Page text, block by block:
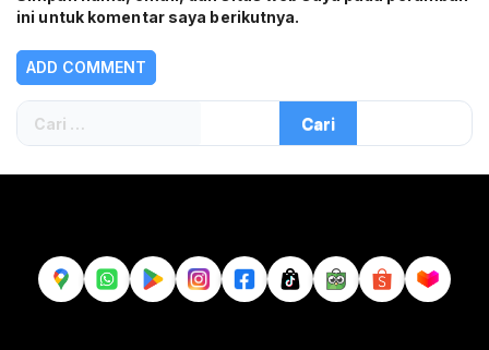
ini untuk komentar saya berikutnya.
Cari
untuk: